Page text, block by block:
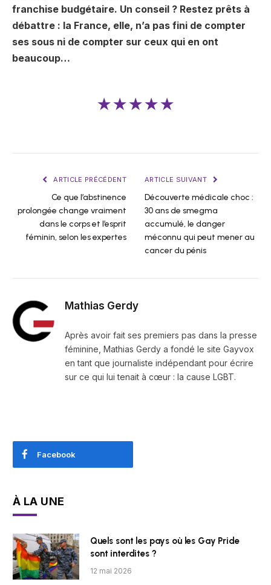
franchise budgétaire. Un conseil ? Restez prêts à
débattre : la France, elle, n’a pas fini de compter
ses sous ni de compter sur ceux qui en ont
beaucoup…
★★★★★
ARTICLE PRÉCÉDENT
Ce que l’abstinence
prolongée change vraiment
dans le corps et l’esprit
féminin, selon les expertes
ARTICLE SUIVANT
Découverte médicale choc :
30 ans de smegma
accumulé, le danger
méconnu qui peut mener au
cancer du pénis
Mathias Gerdy
Après avoir fait ses premiers pas dans la presse
féminine, Mathias Gerdy a fondé le site Gayvox
en tant que journaliste indépendant pour écrire
sur ce qui lui tenait à cœur : la cause LGBT.
Facebook
À LA UNE
Quels sont les pays où les Gay Pride
sont interdites ?
12 mai 2026